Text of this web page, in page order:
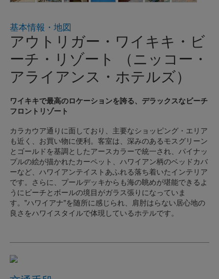
基本情報・地図
アウトリガー・ワイキキ・ビ
ーチ・リゾート （ニッコー・
アライアンス・ホテルズ）
ワイキキで最高のロケーションを誇る、デラックスなビーチ
フロントリゾート
カラカウア通りに面しており、主要なショッピング・エリア
も近く、お買い物に便利。客室は、深みのあるモスグリーン
とゴールドを基調としたアースカラーで統一され、パイナッ
プルの絵が描かれたカーペット、ハワイアン柄のベッドカバ
ーなど、ハワイアンテイストあふれる落ち着いたインテリア
です。さらに、プールデッキからも海の眺めが堪能できるよ
うにビーチとボールの境目がガラス張りになっていま
す。”ハワイアナ”を随所に感じられ、肩肘はらない居心地の
良さをハワイスタイルで体現しているホテルです。